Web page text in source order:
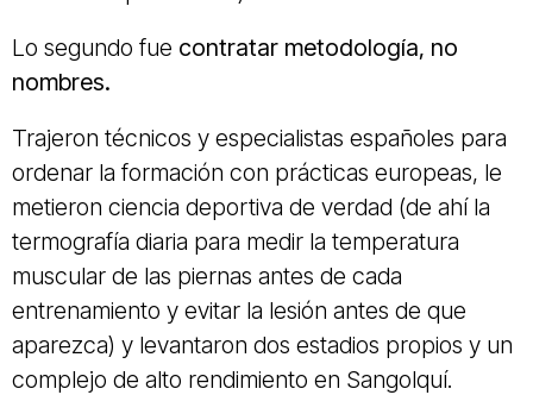
Lo segundo fue contratar metodología, no
nombres.
Trajeron técnicos y especialistas españoles para
ordenar la formación con prácticas europeas, le
metieron ciencia deportiva de verdad (de ahí la
termografía diaria para medir la temperatura
muscular de las piernas antes de cada
entrenamiento y evitar la lesión antes de que
aparezca) y levantaron dos estadios propios y un
complejo de alto rendimiento en Sangolquí.